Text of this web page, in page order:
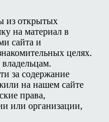
из открытых
на материал в
сайта и
целях.
за содержание
на нашем сайте
права,
или организации,